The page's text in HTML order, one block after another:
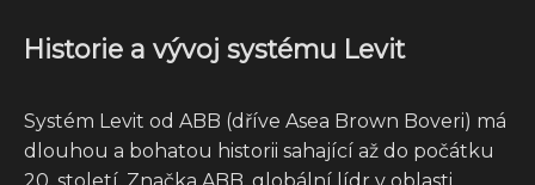
Historie a vývoj systému Levit
Systém Levit od ABB (dříve Asea Brown Boveri) má
dlouhou a bohatou historii sahající až do počátku